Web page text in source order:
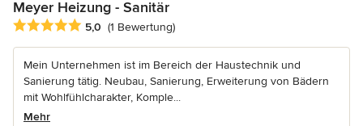
Meyer Heizung - Sanitär
Durchschnittliche Bewertung: 5 von 5 Sternen
5,0 (1 Bewertung)
Mein Unternehmen ist im Bereich der Haustechnik und
Sanierung tätig. Neubau, Sanierung, Erweiterung von Bädern
mit Wohlfühlcharakter, Komple...
Mehr